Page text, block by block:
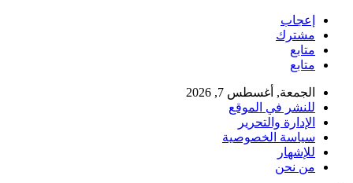
إعجاب
مشترك
متابع
متابع
الجمعة, أغسطس 7, 2026
للنشر في الموقع
الإدارة والتحرير
سياسة الخصوصية
للإشهار
من نحن